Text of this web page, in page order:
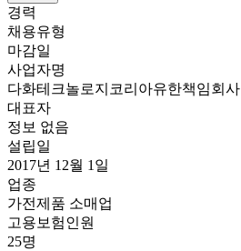
경력
채용유형
마감일
사업자명
다화테크놀로지코리아유한책임회사
대표자
정보 없음
설립일
2017년 12월 1일
업종
가전제품 소매업
고용보험인원
25명